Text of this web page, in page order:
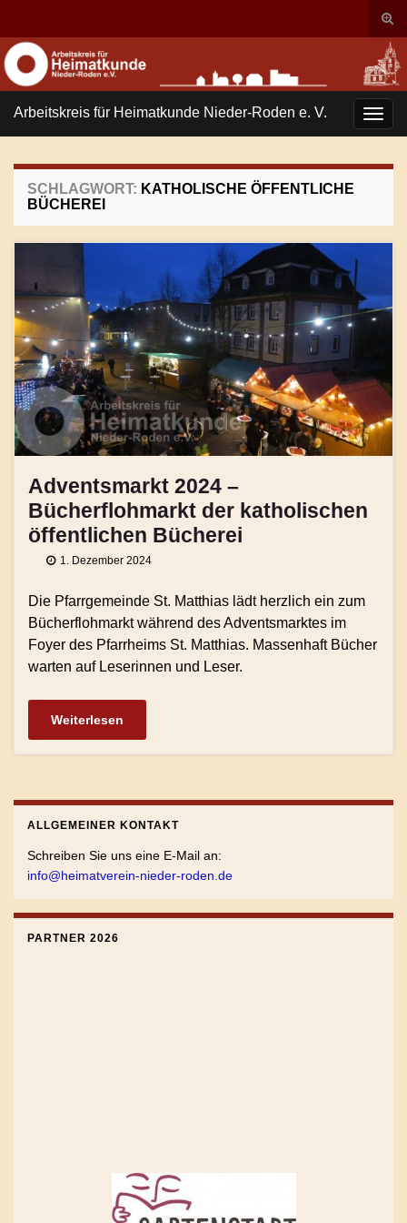
Search for:
Arbeitskreis für Heimatkunde Nieder-Roden e. V.
SCHLAGWORT: KATHOLISCHE ÖFFENTLICHE
BÜCHEREI
Adventsmarkt 2024 –
Bücherflohmarkt der katholischen
öffentlichen Bücherei
1. Dezember 2024
Die Pfarrgemeinde St. Matthias lädt herzlich ein zum
Bücherflohmarkt während des Adventsmarktes im
Foyer des Pfarrheims St. Matthias. Massenhaft Bücher
warten auf Leserinnen und Leser.
Weiterlesen
ALLGEMEINER KONTAKT
Schreiben Sie uns eine E-Mail an:
info@heimatverein-nieder-roden.de
PARTNER 2026